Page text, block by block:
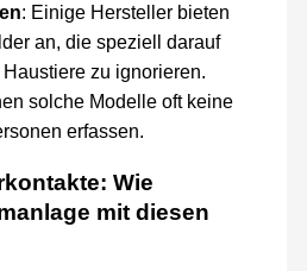
: Einige Hersteller bieten
an, die speziell darauf
zu ignorieren.
solche Modelle oft keine
erfassen.
Wie
mit diesen